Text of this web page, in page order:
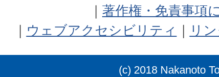
著作権・免責事項
ウェブアクセシビリティ
リ
(c) 2018 Nakanoto